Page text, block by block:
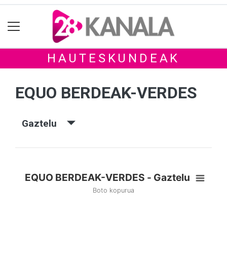
HAUTESKUNDEAK
EQUO BERDEAK-VERDES
Gaztelu
EQUO BERDEAK-VERDES - Gaztelu
Boto kopurua